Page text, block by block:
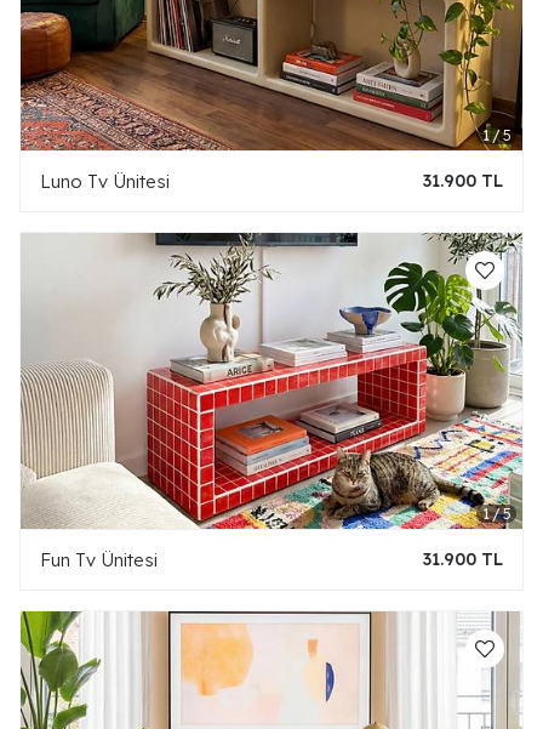
Luno Tv Ünitesi 31.900 TL
Fun Tv Ünitesi 31.900 TL